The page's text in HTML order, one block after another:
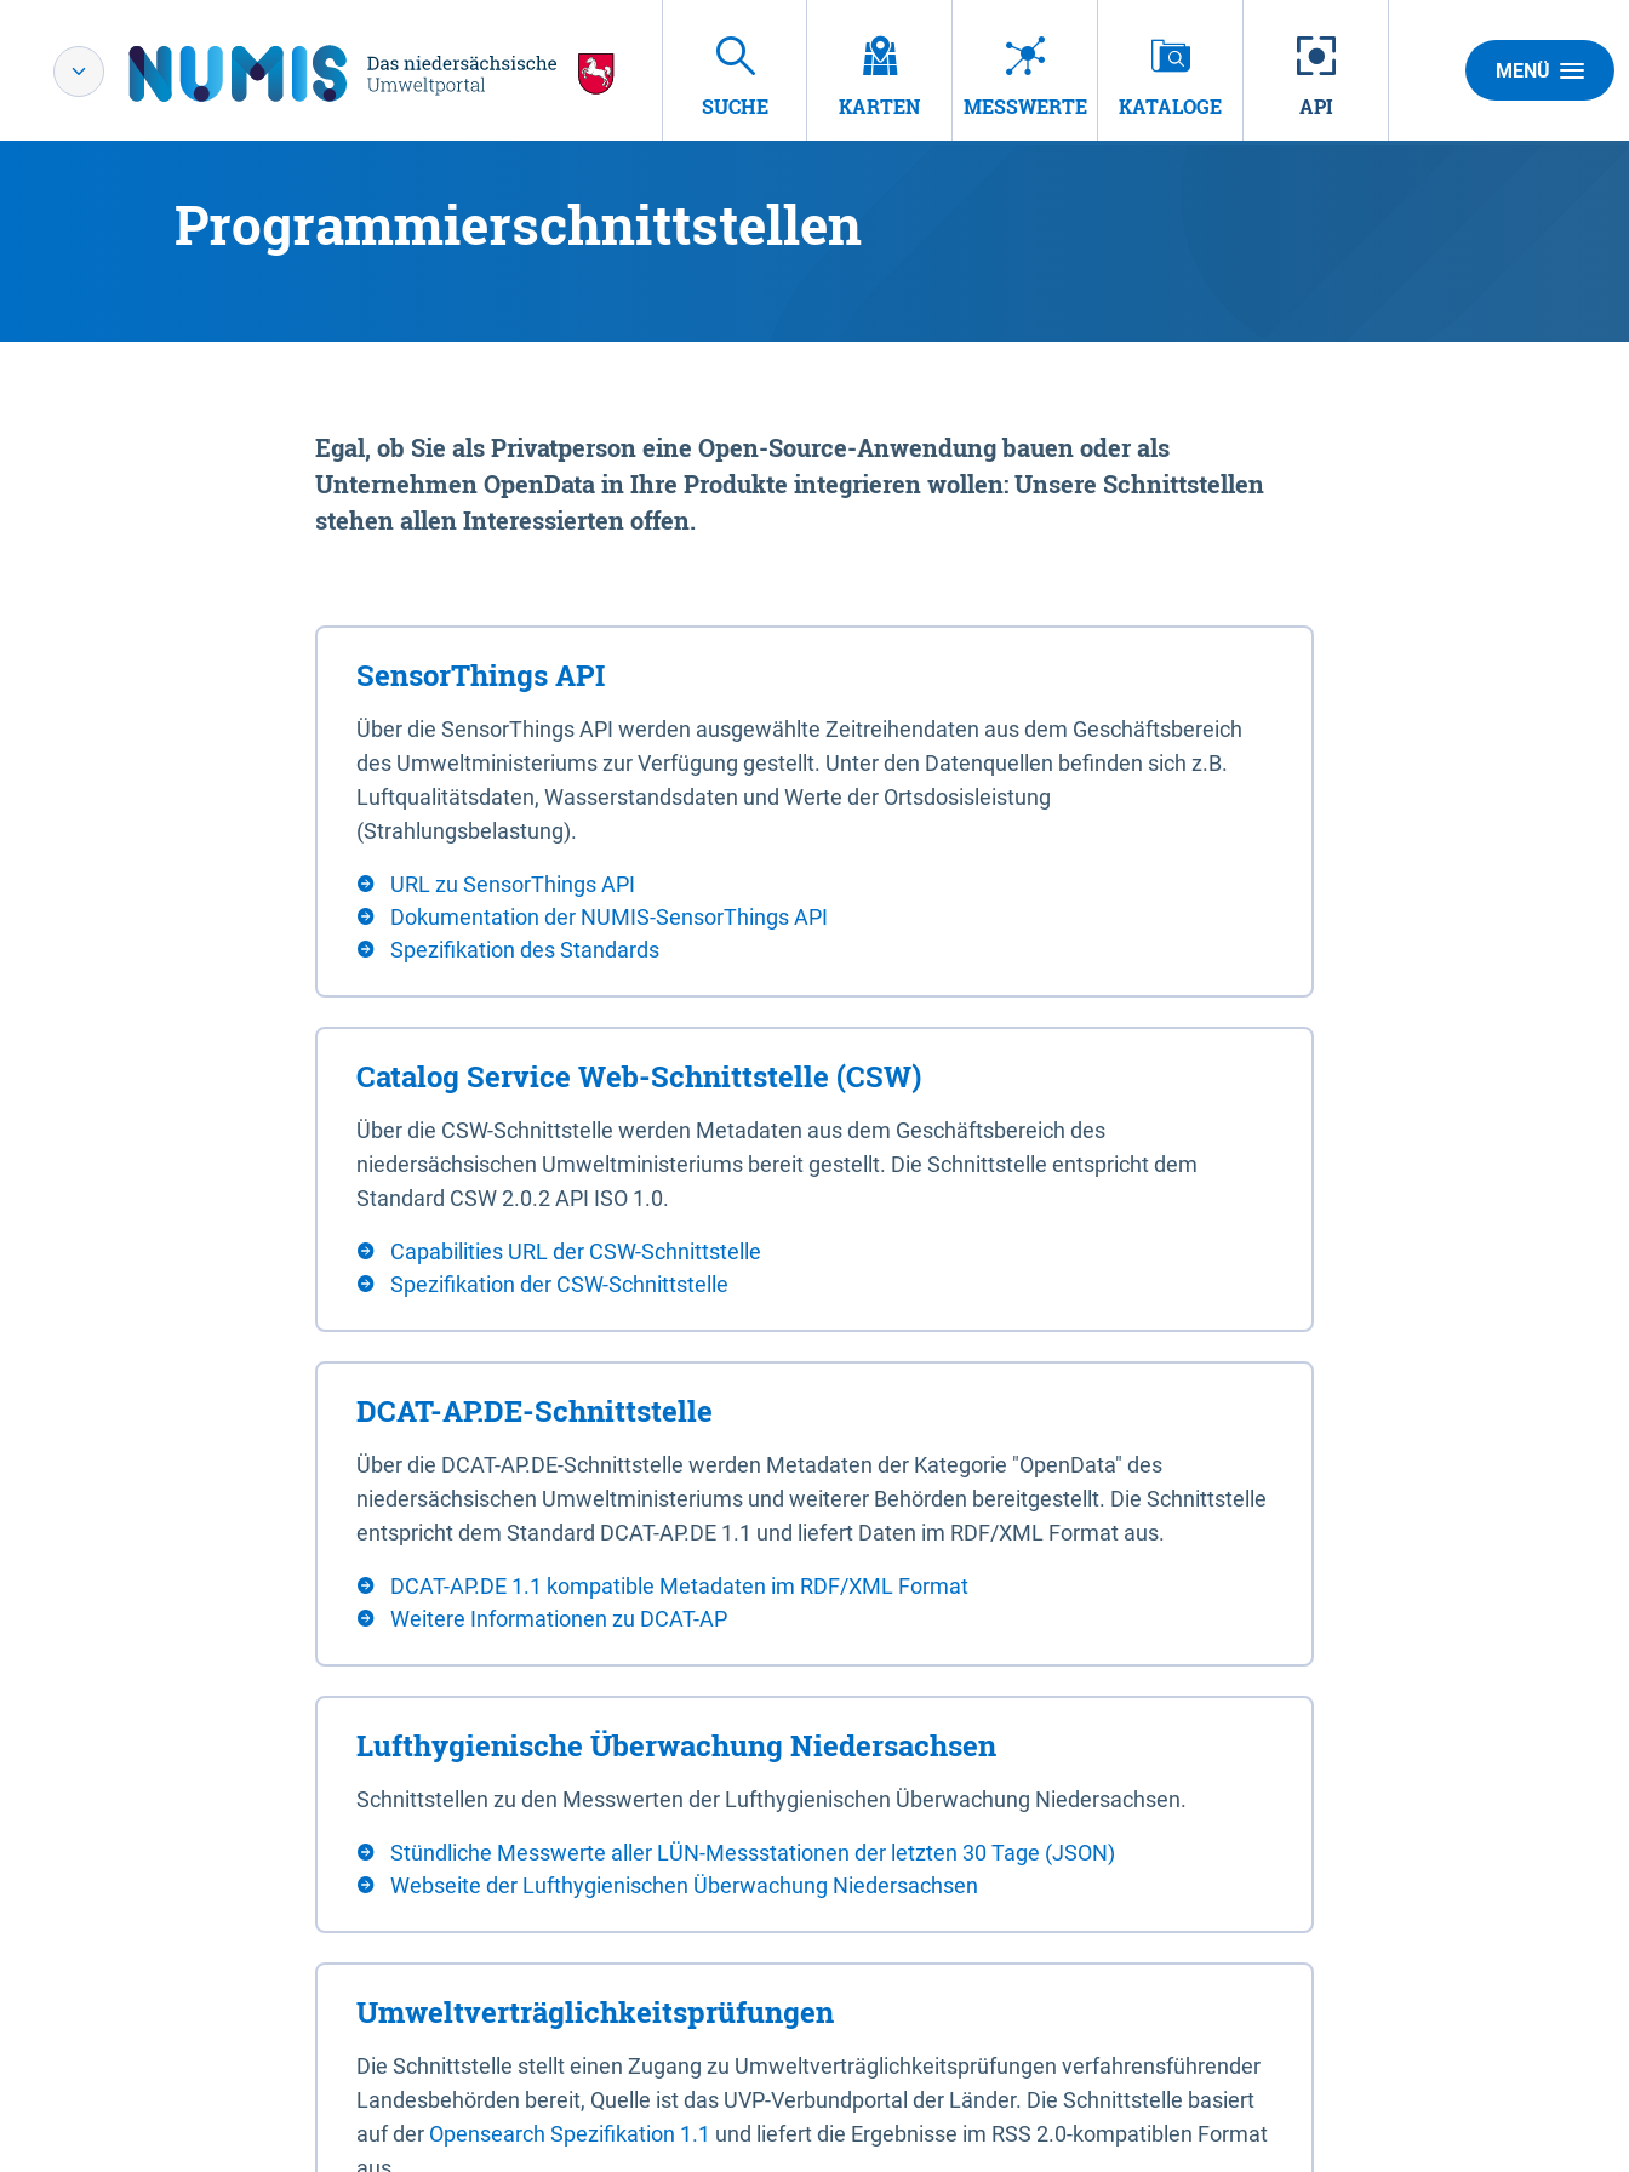
SUCHE KARTEN MESSWERTE KATALOGE API
MENÜ
Programmierschnittstellen
Egal, ob Sie als Privatperson eine Open-Source-Anwendung bauen oder als
Unternehmen OpenData in Ihre Produkte integrieren wollen: Unsere Schnittstellen
stehen allen Interessierten offen.
SensorThings API
Über die SensorThings API werden ausgewählte Zeitreihendaten aus dem Geschäftsbereich
des Umweltministeriums zur Verfügung gestellt. Unter den Datenquellen befinden sich z.B.
Luftqualitätsdaten, Wasserstandsdaten und Werte der Ortsdosisleistung
(Strahlungsbelastung).
URL zu SensorThings API
Dokumentation der NUMIS-SensorThings API
Spezifikation des Standards
Catalog Service Web-Schnittstelle (CSW)
Über die CSW-Schnittstelle werden Metadaten aus dem Geschäftsbereich des
niedersächsischen Umweltministeriums bereit gestellt. Die Schnittstelle entspricht dem
Standard CSW 2.0.2 API ISO 1.0.
Capabilities URL der CSW-Schnittstelle
Spezifikation der CSW-Schnittstelle
DCAT-AP.DE-Schnittstelle
Über die DCAT-AP.DE-Schnittstelle werden Metadaten der Kategorie "OpenData" des
niedersächsischen Umweltministeriums und weiterer Behörden bereitgestellt. Die Schnittstelle
entspricht dem Standard DCAT-AP.DE 1.1 und liefert Daten im RDF/XML Format aus.
DCAT-AP.DE 1.1 kompatible Metadaten im RDF/XML Format
Weitere Informationen zu DCAT-AP
Lufthygienische Überwachung Niedersachsen
Schnittstellen zu den Messwerten der Lufthygienischen Überwachung Niedersachsen.
Stündliche Messwerte aller LÜN-Messstationen der letzten 30 Tage (JSON)
Webseite der Lufthygienischen Überwachung Niedersachsen
Umweltverträglichkeitsprüfungen
Die Schnittstelle stellt einen Zugang zu Umweltverträglichkeitsprüfungen verfahrensführender
Landesbehörden bereit, Quelle ist das UVP-Verbundportal der Länder. Die Schnittstelle basiert
auf der Opensearch Spezifikation 1.1 und liefert die Ergebnisse im RSS 2.0-kompatiblen Format